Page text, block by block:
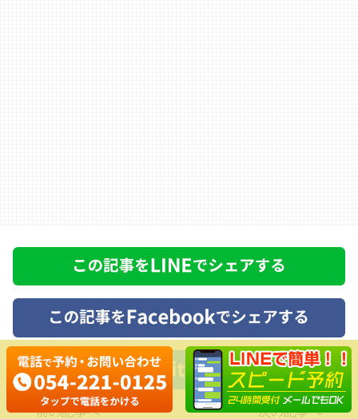
前の記事へ 次の記事へ